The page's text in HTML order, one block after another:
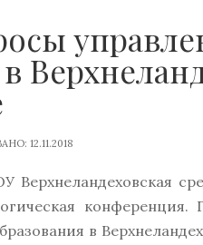
12.11.2018
Верхнеландеховская
в